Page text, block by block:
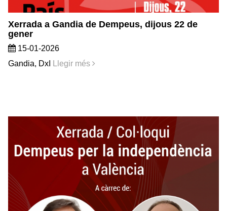
Xerrada a Gandia de Dempeus, dijous 22 de
gener
15-01-2026
Gandia, DxI
Llegir més